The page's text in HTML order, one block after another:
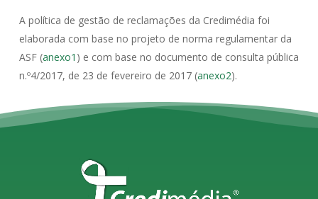
A política de gestão de reclamações da Credimédia foi
elaborada com base no projeto de norma regulamentar da
ASF (anexo1 ) e com base no documento de consulta pública
n.º4/2017, de 23 de fevereiro de 2017 (anexo2).